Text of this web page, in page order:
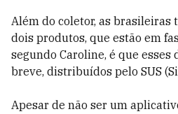
Além do coletor, as
dois produtos, que estão em
segundo Caroline, é que
breve, distribuídos pelo SUS
Apesar de não ser um